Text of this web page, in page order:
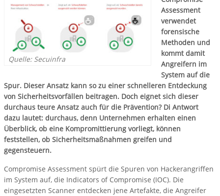
Quelle: Secuinfra
Assessment
verwendet
forensische
Methoden und
kommt damit
Angreifern im
System auf die
Spur. Dieser Ansatz kann so zu einer schnelleren Entdeckung
von Sicherheitsvorfällen beitragen. Doch eignet sich dieser
durchaus teure Ansatz auch für die Prävention? Di Antwort
dazu lautet: durchaus, denn Unternehmen erhalten einen
Überblick, ob eine Kompromittierung vorliegt, können
feststellen, ob Sicherheitsmaßnahmen greifen und
gegensteuern.
Compromise Assessment spürt die Spuren von Hackerangriffen
im System auf, die Indicators of Compromise (IOC). Die
eingesetzten Scanner entdecken jene Artefakte, die Angreifer